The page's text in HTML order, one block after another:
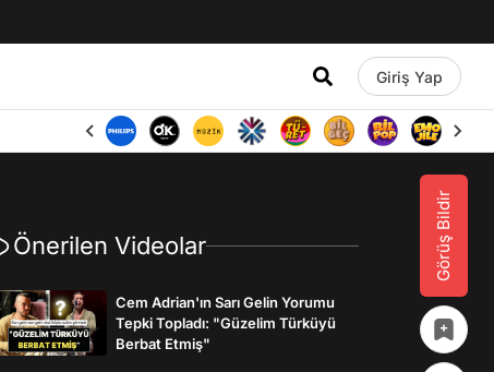
Giriş Yap
Görüş Bildir
Önerilen Videolar
Cem Adrian'ın Sarı Gelin Yorumu
Tepki Topladı: "Güzelim Türküyü
Berbat Etmiş"